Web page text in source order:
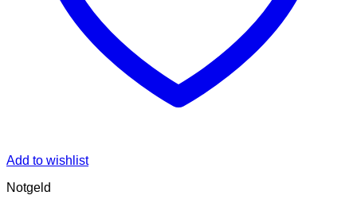
Add to wishlist
Notgeld